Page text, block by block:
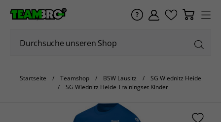
Startseite Teamshop BSW Lausitz
SG Wiednitz Heide
SG Wiednitz Heide Trainingset Kinder